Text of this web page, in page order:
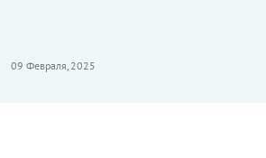
09 Февраля, 2025